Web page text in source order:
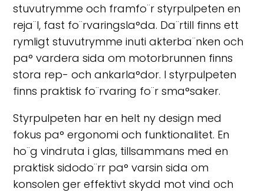
stuvutrymme och framfo¨r styrpulpeten en
reja¨l, fast fo¨rvaringsla°da. Da¨rtill finns ett
rymligt stuvutrymme inuti akterba¨nken och
pa° vardera sida om motorbrunnen finns
stora rep- och ankarla°dor. I styrpulpeten
finns praktisk fo¨rvaring fo¨r sma°saker.
Styrpulpeten har en helt ny design med
fokus pa° ergonomi och funktionalitet. En
ho¨g vindruta i glas, tillsammans med en
praktisk sidodo¨rr pa° varsin sida om
konsolen ger effektivt skydd mot vind och